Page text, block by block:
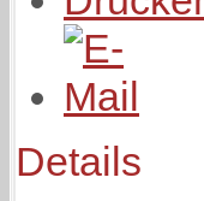
Details